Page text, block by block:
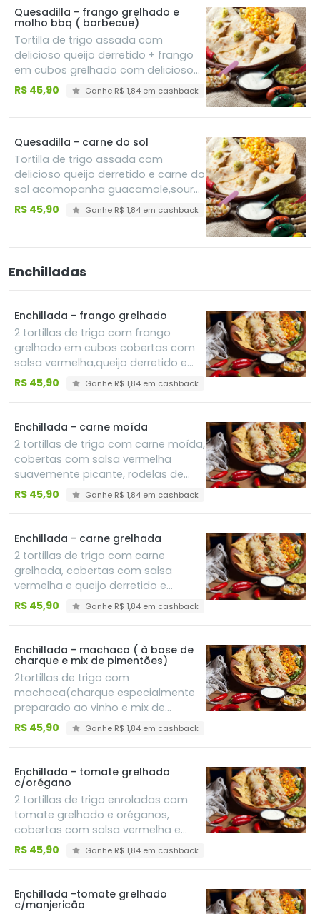
Quesadilla - frango grelhado e
molho bbq ( barbecue)
Tortilla de trigo assada com
delicioso queijo derretido + frango
em cubos grelhado com delicioso
molho bbq acompanhado de
R$ 45,90 Ganhe R$ 1,84 em cashback
Quesadilla - carne do sol
Tortilla de trigo assada com
delicioso queijo derretido e carne do
sol acomopanha guacamole,sour
cream e pico de gallo
R$ 45,90 Ganhe R$ 1,84 em cashback
Enchilladas
Enchillada - frango grelhado
2 tortillas de trigo com frango
grelhado em cubos cobertas com
salsa vermelha,queijo derretido e
pimenta jalapeño em rodela,
R$ 45,90 Ganhe R$ 1,84 em cashback
Enchillada - carne moída
2 tortillas de trigo com carne moída,
cobertas com salsa vermelha
suavemente picante, rodelas de
pimenta jlalapeño e queijo derretido,
R$ 45,90 Ganhe R$ 1,84 em cashback
Enchillada - carne grelhada
2 tortillas de trigo com carne
grelhada, cobertas com salsa
vermelha e queijo derretido e
pimenta jalapeño em rodelas,
R$ 45,90 Ganhe R$ 1,84 em cashback
Enchillada - machaca ( à base de
charque e mix de pimentões)
2tortillas de trigo com
machaca(charque especialmente
preparado ao vinho e mix de
pimentões) cobertas com salsa
guacamole, sour cream e pico de
gallo
R$ 45,90 Ganhe R$ 1,84 em cashback
Enchillada - tomate grelhado
c/orégano
2 tortillas de trigo enroladas com
tomate grelhado e oréganos,
cobertas com salsa vermelha e
queijo derretido e pimenta jalapeño
gallo
R$ 45,90 Ganhe R$ 1,84 em cashback
Enchillada -tomate grelhado
c/manjericão